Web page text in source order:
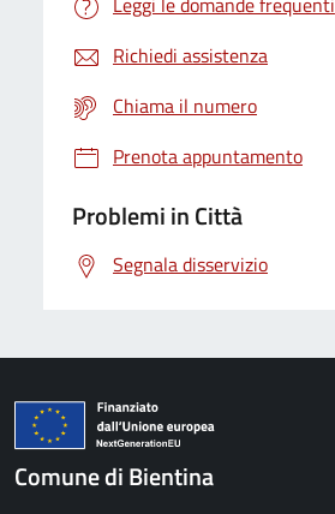
Richiedi assistenza
Chiama il numero
Prenota appuntamento
Problemi in Città
Segnala disservizio
Comune di Bientina